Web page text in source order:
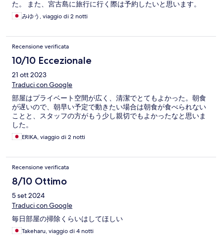
た。 また、宮古島に旅行に行く際は予約したいと思います。
みゆう, viaggio di 2 notti
Recensione verificata
10/10 Eccezionale
21 ott 2023
Traduci con Google
部屋はプライベート空間が広く、清潔でとてもよかった。朝食
が遅いので、朝早い予定で動きたい場合は朝食が食べられない
ことと、スタッフの方がもう少し親切でもよかったなと思いま
した。
ERIKA, viaggio di 2 notti
Recensione verificata
8/10 Ottimo
5 set 2024
Traduci con Google
毎日部屋の掃除くらいはしてほしい
Takeharu, viaggio di 4 notti